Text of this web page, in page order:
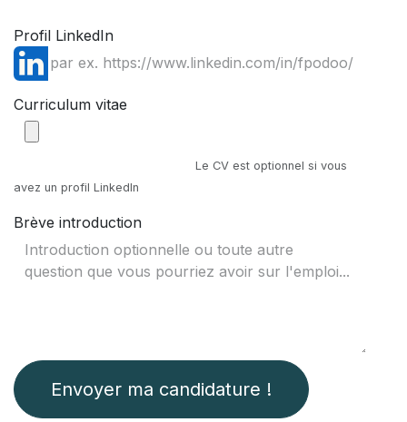
Profil LinkedIn
Curriculum vitae
Le CV est optionnel si vous
avez un profil LinkedIn
Brève introduction
Envoyer ma candidature !